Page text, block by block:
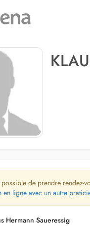
possible de prendre rendez-
en ligne avec un autre
Hermann Saueressig